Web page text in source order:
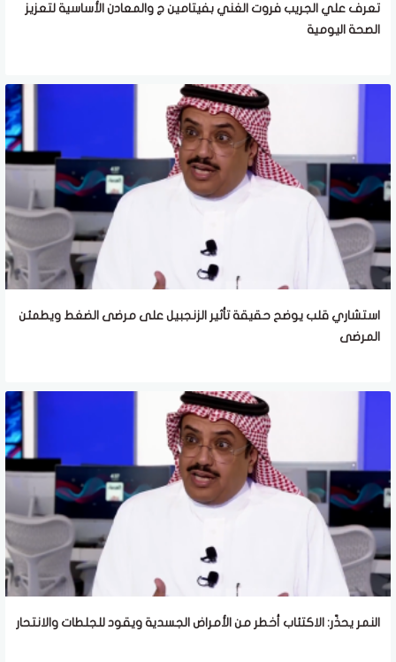
تعرف علي الجريب فروت الغني بفيتامين ج والمعادن الأساسية لتعزيز
الصحة اليومية
استشاري قلب يوضح حقيقة تأثير الزنجبيل على مرضى الضغط ويطمئن
المرضى
النمر يحذّر: الاكتئاب أخطر من الأمراض الجسدية ويقود للجلطات والانتحار